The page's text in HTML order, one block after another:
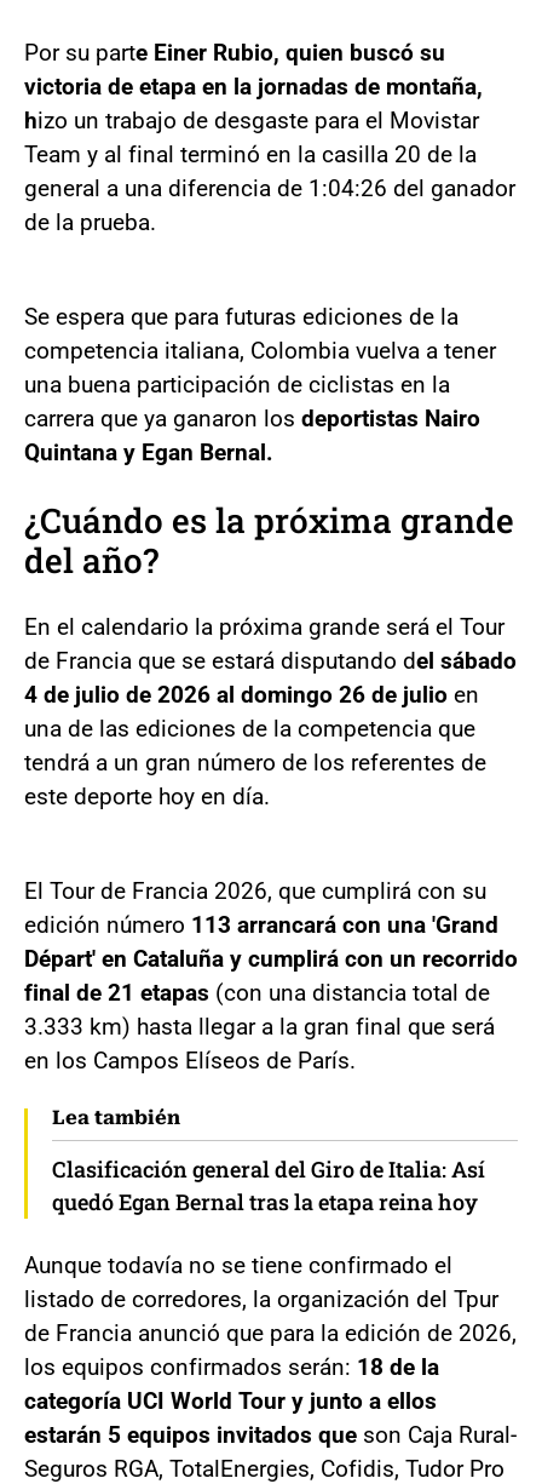
Por su parte Einer Rubio, quien buscó su
victoria de etapa en la jornadas de montaña,
hizo un trabajo de desgaste para el Movistar
Team y al final terminó en la casilla 20 de la
general a una diferencia de 1:04:26 del ganador
de la prueba.
Se espera que para futuras ediciones de la
competencia italiana, Colombia vuelva a tener
una buena participación de ciclistas en la
carrera que ya ganaron los deportistas Nairo
Quintana y Egan Bernal.
¿Cuándo es la próxima grande
del año?
En el calendario la próxima grande será el Tour
de Francia que se estará disputando del sábado
4 de julio de 2026 al domingo 26 de julio en
una de las ediciones de la competencia que
tendrá a un gran número de los referentes de
este deporte hoy en día.
El Tour de Francia 2026, que cumplirá con su
edición número 113 arrancará con una 'Grand
Départ' en Cataluña y cumplirá con un recorrido
final de 21 etapas (con una distancia total de
3.333 km) hasta llegar a la gran final que será
en los Campos Elíseos de París.
Lea también
Clasificación general del Giro de Italia: Así
quedó Egan Bernal tras la etapa reina hoy
Aunque todavía no se tiene confirmado el
listado de corredores, la organización del Tpur
de Francia anunció que para la edición de 2026,
los equipos confirmados serán: 18 de la
categoría UCI World Tour y junto a ellos
estarán 5 equipos invitados que son Caja Rural-
Seguros RGA, TotalEnergies, Cofidis, Tudor Pro